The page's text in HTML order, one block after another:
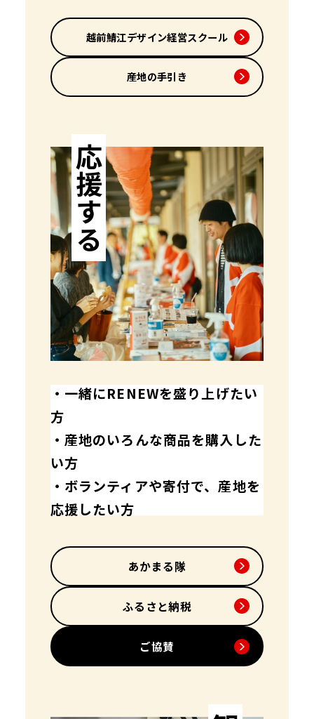
イベント一覧
越前鯖江デザイン経営スクール
産地の手引き
応援する
・一緒にRENEWを盛り上げたい
方
・産地のいろんな商品を購入した
い方
・ボランティアや寄付で、産地を
応援したい方
あかまる隊
ふるさと納税
ご協賛